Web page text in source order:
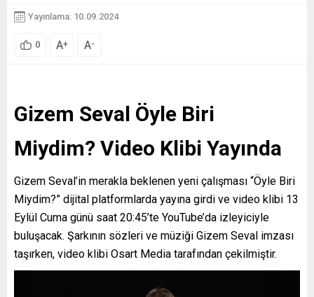
Yayınlama: 10.09.2024
0 A+ A-
Gizem Seval Öyle Biri
Miydim? Video Klibi Yayında
Gizem Seval’in merakla beklenen yeni çalışması “Öyle Biri
Miydim?” dijital platformlarda yayına girdi ve video klibi 13
Eylül Cuma günü saat 20:45’te YouTube’da izleyiciyle
buluşacak. Şarkının sözleri ve müziği Gizem Seval imzası
taşırken, video klibi Osart Media tarafından çekilmiştir.